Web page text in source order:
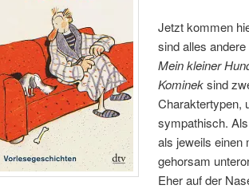
Jetzt kommen
sind alles
Mein kleiner
Komineksind
Charaktertypen,
sympathisch.
als jeweils einen
gehorsam
Eher auf der